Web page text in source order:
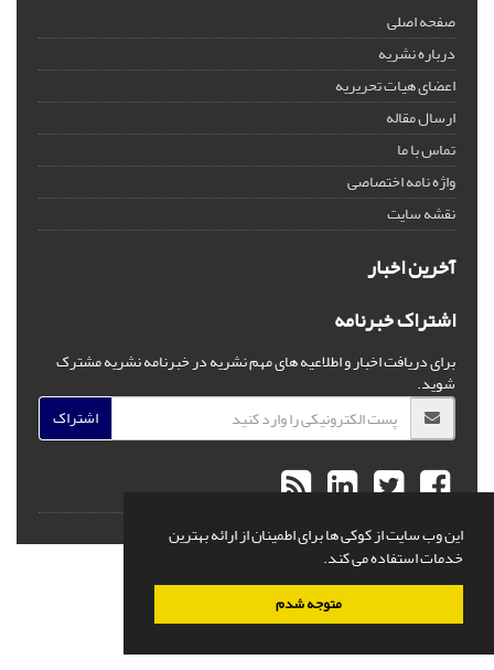
این وب سایت از کوکی ها برای اطمینان از ارائه بهترین
خدمات استفاده می کند.
متوجه شدم
صفحه اصلی
درباره نشریه
اعضای هیات تحریریه
ارسال مقاله
تماس با ما
واژه نامه اختصاصی
نقشه سایت
آخرین اخبار
اشتراک خبرنامه
برای دریافت اخبار و اطلاعیه های مهم نشریه در خبرنامه نشریه مشترک
شوید.
اشتراک
© سامانه مدیریت نشریات علمی.قدرت گرفته ازسیناوب